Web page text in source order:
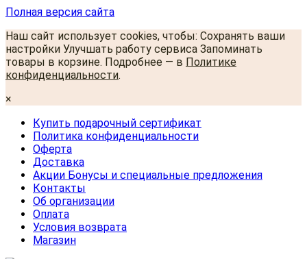
Полная версия сайта
Наш сайт использует cookies, чтобы: Сохранять ваши
настройки Улучшать работу сервиса Запоминать
товары в корзине. Подробнее — в Политике
конфиденциальности.
×
Купить подарочный сертификат
Политика конфиденциальности
Оферта
Доставка
Акции Бонусы и специальные предложения
Контакты
Об организации
Оплата
Условия возврата
Магазин